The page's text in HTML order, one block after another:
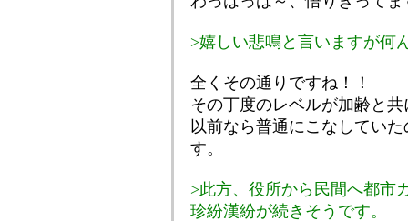
>嬉しい悲鳴と言いますが何
全くその通りですね！！
その丁度のレベルが加齢と
以前なら普通にこなしてい
す。
>此方、役所から民間へ都市
珍紛漢紛が続きそうです。